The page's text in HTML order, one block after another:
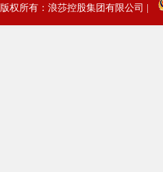
版权所有：浪莎控股集团有限公司 |